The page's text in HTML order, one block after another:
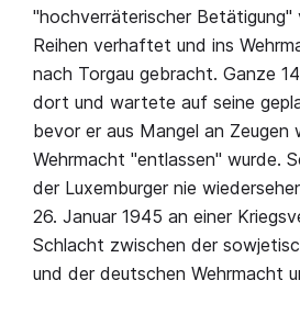
"hochverräterischer Betätigung"
Reihen verhaftet und ins
nach Torgau gebracht. Ganze
dort und wartete auf seine
bevor er aus Mangel an Zeugen
Wehrmacht "entlassen" wurde.
der Luxemburger nie
26. Januar 1945 an einer
Schlacht zwischen der
und der deutschen Wehrmacht